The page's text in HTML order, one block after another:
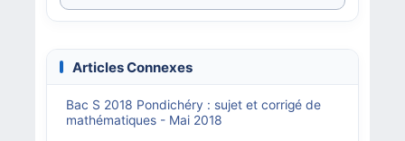
Articles Connexes
Bac S 2018 Pondichéry : sujet et corrigé de
mathématiques - Mai 2018